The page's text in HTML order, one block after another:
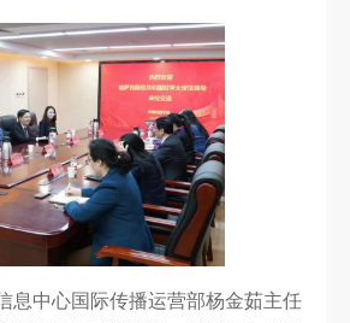
息中心国际传播运营部杨金茹主任